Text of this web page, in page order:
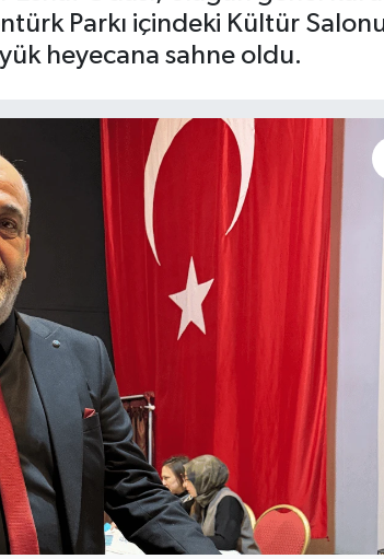
Parkı içindeki Kültür
heyecana sahne oldu.